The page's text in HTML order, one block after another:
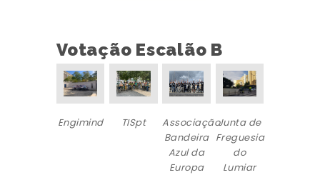
Votação Escalão B
Engimind TISpt
Associação
Bandeira
Azul da
Europa
Junta de
Freguesia
do
Lumiar